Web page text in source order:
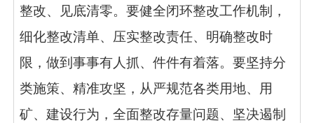
整改、见底清零。要健全闭环整改工作机制，
细化整改清单、压实整改责任、明确整改时
限，做到事事有人抓、件件有着落。要坚持分
类施策、精准攻坚，从严规范各类用地、用
矿、建设行为，全面整改存量问题、坚决遏制